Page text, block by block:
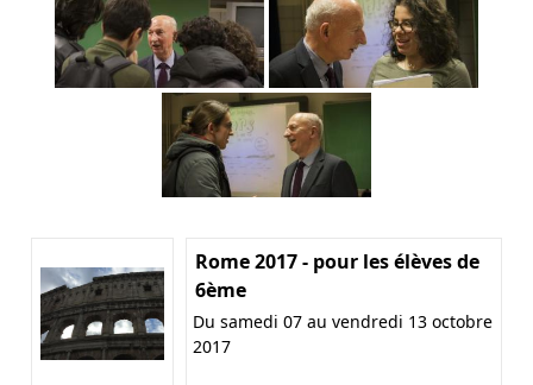
Rome 2017 - pour les élèves de
6ème
Du samedi 07 au vendredi 13 octobre
2017